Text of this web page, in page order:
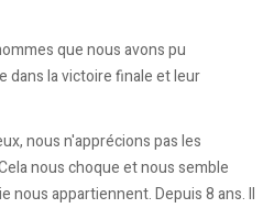
que nous avons pu
la victoire finale et leur
nous n'apprécions pas les
nous choque et nous semble
nous appartiennent. Depuis 8 ans. Il